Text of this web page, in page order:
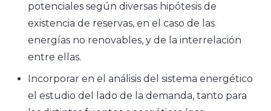
potenciales según diversas hipótesis de
existencia de reservas, en el caso de las
energías no renovables, y de la interrelación
entre ellas.
Incorporar en el análisis del sistema energético
el estudio del lado de la demanda, tanto para